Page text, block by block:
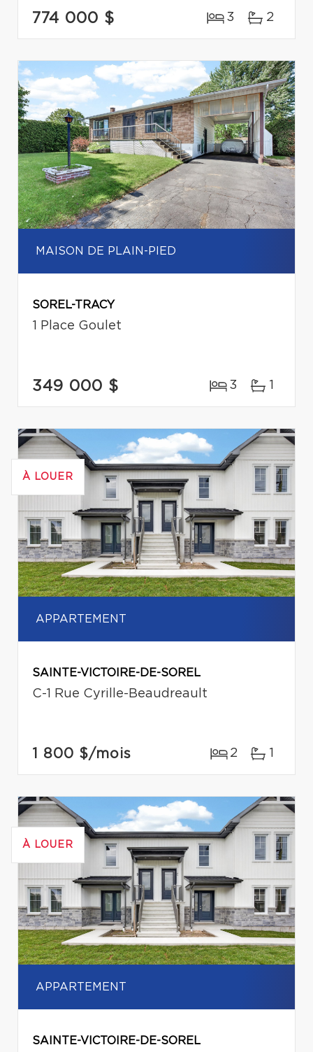
774 000 $ 3 2
MAISON DE PLAIN-PIED
SOREL-TRACY
1 Place Goulet
349 000 $ 3 1
À LOUER
APPARTEMENT
SAINTE-VICTOIRE-DE-SOREL
C-1 Rue Cyrille-Beaudreault
1 800 $/mois 2 1
À LOUER
APPARTEMENT
SAINTE-VICTOIRE-DE-SOREL